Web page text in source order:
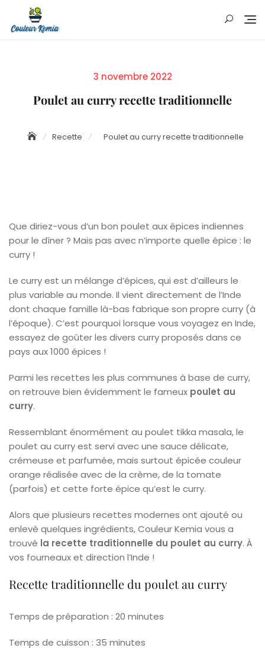
content
Posted
3 novembre 2022
Poulet au curry recette traditionnelle
Recette Poulet au curry recette traditionnelle
Que diriez-vous d’un bon poulet aux épices indiennes
pour le dîner ? Mais pas avec n’importe quelle épice : le
curry !
Le curry est un mélange d’épices, qui est d’ailleurs le
plus variable au monde. Il vient directement de l’Inde
dont chaque famille là-bas fabrique son propre curry (à
l’époque). C’est pourquoi lorsque vous voyagez en Inde,
essayez de goûter les divers curry proposés dans ce
pays aux 1000 épices !
Parmi les recettes les plus communes à base de curry,
on retrouve bien évidemment le fameux poulet au
curry.
Ressemblant énormément au poulet tikka masala, le
poulet au curry est servi avec une sauce délicate,
crémeuse et parfumée, mais surtout épicée couleur
orange réalisée avec de la crème, de la tomate
(parfois) et cette forte épice qu’est le curry.
Alors que plusieurs recettes modernes ont ajouté ou
enlevé quelques ingrédients, Couleur Kemia vous a
trouvé la recette traditionnelle du poulet au curry. À
vos fourneaux et direction l’Inde !
Recette traditionnelle du poulet au curry
Temps de préparation : 20 minutes
Temps de cuisson : 35 minutes